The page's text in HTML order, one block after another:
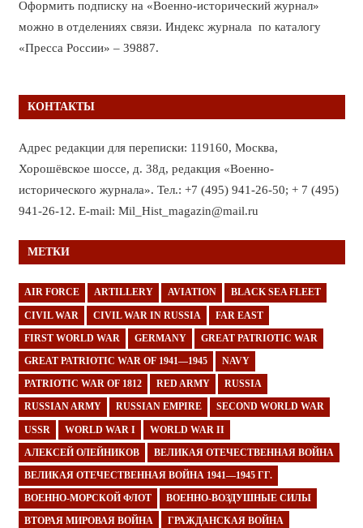
Оформить подписку на «Военно-исторический журнал»
можно в отделениях связи. Индекс журнала по каталогу
«Пресса России» – 39887.
КОНТАКТЫ
Адрес редакции для переписки: 119160, Москва,
Хорошёвское шоссе, д. 38д, редакция «Военно-
исторического журнала». Тел.: +7 (495) 941-26-50; + 7 (495)
941-26-12. E-mail: Mil_Hist_magazin@mail.ru
МЕТКИ
AIR FORCE ARTILLERY AVIATION BLACK SEA FLEET
CIVIL WAR CIVIL WAR IN RUSSIA FAR EAST
FIRST WORLD WAR GERMANY GREAT PATRIOTIC WAR
GREAT PATRIOTIC WAR OF 1941—1945 NAVY
PATRIOTIC WAR OF 1812 RED ARMY RUSSIA
RUSSIAN ARMY RUSSIAN EMPIRE SECOND WORLD WAR
USSR WORLD WAR I WORLD WAR II
АЛЕКСЕЙ ОЛЕЙНИКОВ ВЕЛИКАЯ ОТЕЧЕСТВЕННАЯ ВОЙНА
ВЕЛИКАЯ ОТЕЧЕСТВЕННАЯ ВОЙНА 1941—1945 ГГ.
ВОЕННО-МОРСКОЙ ФЛОТ ВОЕННО-ВОЗДУШНЫЕ СИЛЫ
ВТОРАЯ МИРОВАЯ ВОЙНА ГРАЖДАНСКАЯ ВОЙНА